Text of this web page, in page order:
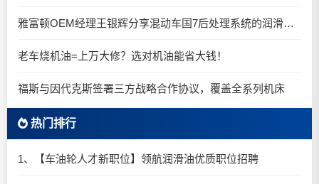
雅富顿OEM经理王银辉分享混动车国7后处理系统的润滑油要求
老车烧机油=上万大修？选对机油能省大钱！
福斯与因代克斯签署三方战略合作协议，覆盖全系列机床
热门排行
1、【车油轮人才新职位】领航润滑油优质职位招聘